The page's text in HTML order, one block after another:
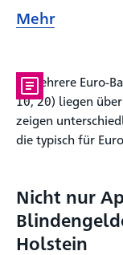
Mehr
Nicht nur
Holstein